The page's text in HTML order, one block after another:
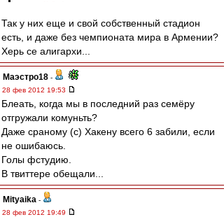
Так у них еще и свой собственный стадион
есть, и даже без чемпионата мира в Армении?
Херь се алигархи...
Маэстро18 -
28 фев 2012 19:53
Блеать, когда мы в последний раз семёру
отгружали комуньть?
Даже сраному (с) Хакену всего 6 забили, если
не ошибаюсь.
Голы фстудию.
В твиттере обещали...
Mityaika -
28 фев 2012 19:49